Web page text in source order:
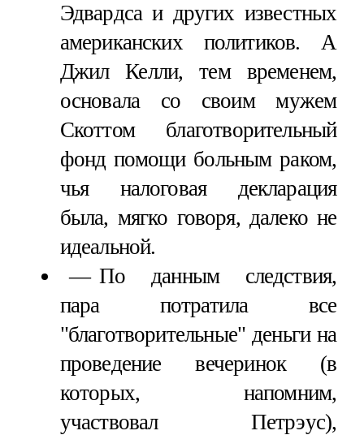
Эдвардса и других известных
американских политиков. А
Джил Келли, тем временем,
основала со своим мужем
Скоттом благотворительный
фонд помощи больным раком,
чья налоговая декларация
была, мягко говоря, далеко не
идеальной.
По данным следствия,
пара потратила все
"благотворительные" деньги на
проведение вечеринок (в
которых, напомним,
участвовал Петрэус),